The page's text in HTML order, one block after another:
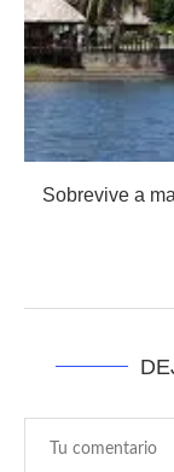
Sobrevive a